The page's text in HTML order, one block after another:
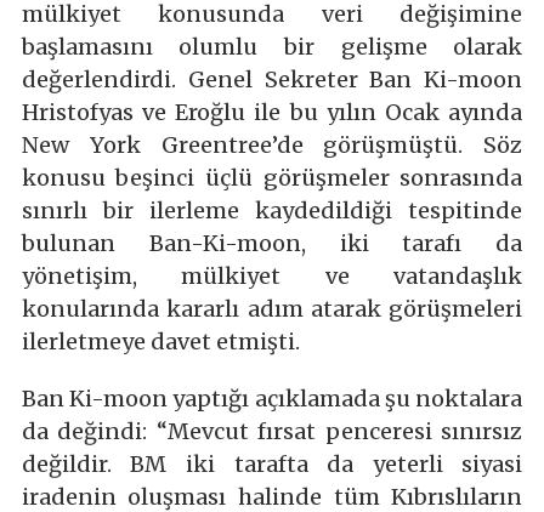
mülkiyet konusunda veri değişimine
başlamasını olumlu bir gelişme olarak
değerlendirdi. Genel Sekreter Ban Ki-moon
Hristofyas ve Eroğlu ile bu yılın Ocak ayında
New York Greentree’de görüşmüştü. Söz
konusu beşinci üçlü görüşmeler sonrasında
sınırlı bir ilerleme kaydedildiği tespitinde
bulunan Ban-Ki-moon, iki tarafı da
yönetişim, mülkiyet ve vatandaşlık
konularında kararlı adım atarak görüşmeleri
ilerletmeye davet etmişti.
Ban Ki-moon yaptığı açıklamada şu noktalara
da değindi: “Mevcut fırsat penceresi sınırsız
değildir. BM iki tarafta da yeterli siyasi
iradenin oluşması halinde tüm Kıbrıslıların